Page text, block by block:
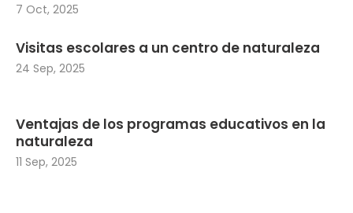
7 Oct, 2025
Visitas escolares a un centro de naturaleza
24 Sep, 2025
Ventajas de los programas educativos en la
naturaleza
11 Sep, 2025